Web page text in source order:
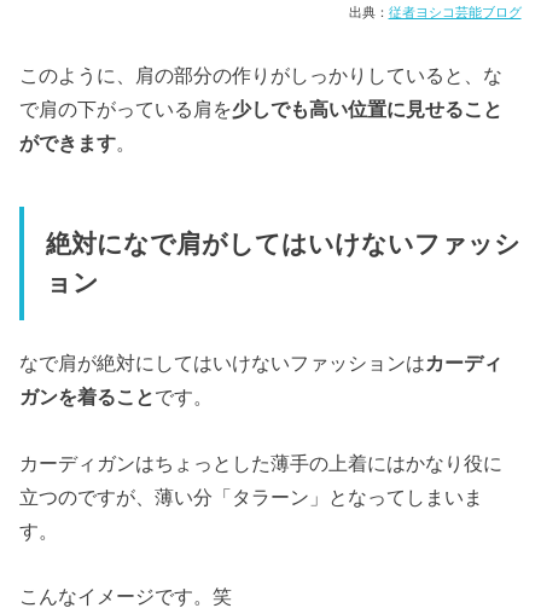
出典： 従者ヨシコ芸能ブログ
このように、肩の部分の作りがしっかりしていると、な
で肩の下がっている肩を少しでも高い位置に見せること
ができます。
絶対になで肩がしてはいけないファッシ
ョン
なで肩が絶対にしてはいけないファッションはカーディ
ガンを着ることです。
カーディガンはちょっとした薄手の上着にはかなり役に
立つのですが、薄い分「タラーン」となってしまいま
す。
こんなイメージです。笑